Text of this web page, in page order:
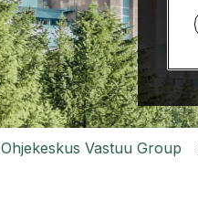
Ohjekeskus Vastuu Group